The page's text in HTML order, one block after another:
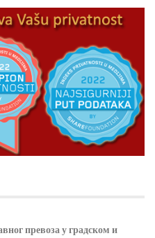
превоза у градском и